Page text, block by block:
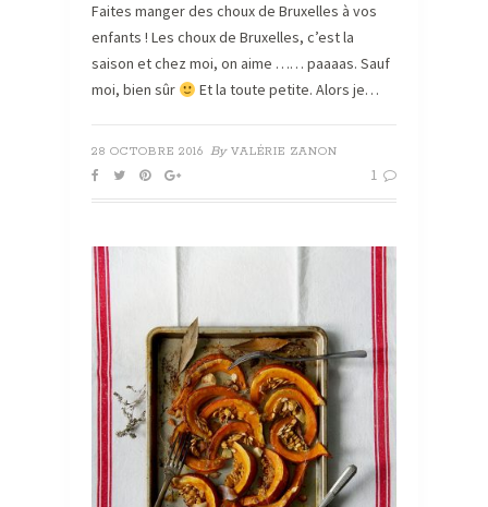
Faites manger des choux de Bruxelles à vos
enfants ! Les choux de Bruxelles, c’est la
saison et chez moi, on aime …… paaaas. Sauf
moi, bien sûr
Et la toute petite. Alors je…
28 OCTOBRE 2016 By VALÉRIE ZANON
1